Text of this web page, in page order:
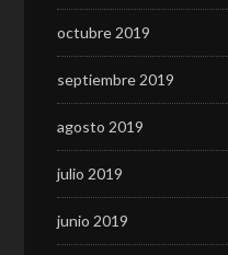
octubre 2019
septiembre 2019
agosto 2019
julio 2019
junio 2019